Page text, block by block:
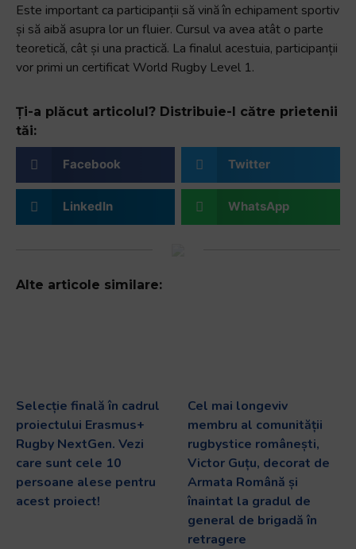
Este important ca participanții să vină în echipament sportiv
și să aibă asupra lor un fluier. Cursul va avea atât o parte
teoretică, cât și una practică. La finalul acestuia, participanții
vor primi un certificat World Rugby Level 1.
Ți-a plăcut articolul? Distribuie-l către prietenii
tăi:
Facebook Twitter
LinkedIn WhatsApp
Alte articole similare:
Selecție finală în cadrul
proiectului Erasmus+
Rugby NextGen. Vezi
care sunt cele 10
persoane alese pentru
acest proiect!
Cel mai longeviv
membru al comunității
rugbystice românești,
Victor Guțu, decorat de
Armata Română și
înaintat la gradul de
general de brigadă în
retragere